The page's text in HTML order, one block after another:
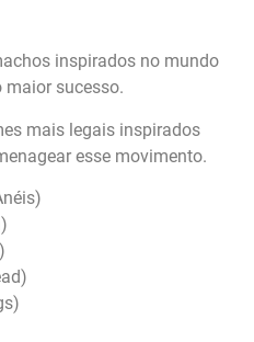
inspirados no mundo
maior sucesso.
mais legais inspirados
esse movimento.